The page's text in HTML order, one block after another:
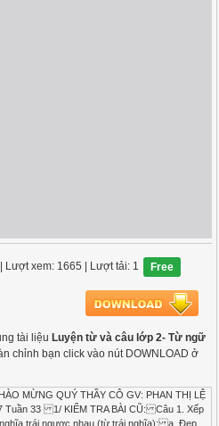
| Lượt xem: 1665 | Lượt tải: 1 Free
tài liệu Luyện từ và câu lớp 2- Từ ngữ
chỉnh bạn click vào nút DOWNLOAD ở
MỪNG QUÝ THẦY CÔ GV: PHAN THỊ LỆ
Tuần 33 1/ KIỂM TRA BÀI CŨ: Câu 1. Xếp
trái ngược nhau (từ trái nghĩa): a. Đẹp ,